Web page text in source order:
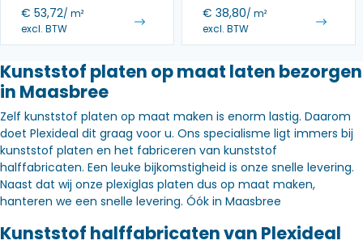
€ 53,72/ m²
excl. BTW
€ 38,80/ m²
excl. BTW
Kunststof platen op maat laten bezorgen
in Maasbree
Zelf kunststof platen op maat maken is enorm lastig. Daarom
doet Plexideal dit graag voor u. Ons specialisme ligt immers bij
kunststof platen en het fabriceren van kunststof
halffabricaten. Een leuke bijkomstigheid is onze snelle levering.
Naast dat wij onze plexiglas platen dus op maat maken,
hanteren we een snelle levering. Óók in Maasbree
Kunststof halffabricaten van Plexideal